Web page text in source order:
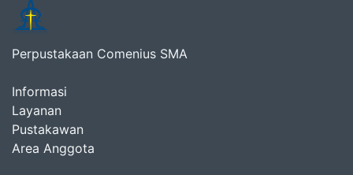
Perpustakaan Comenius SMA
Informasi
Layanan
Pustakawan
Area Anggota